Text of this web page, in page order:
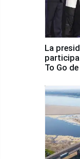
La
participa
To Go